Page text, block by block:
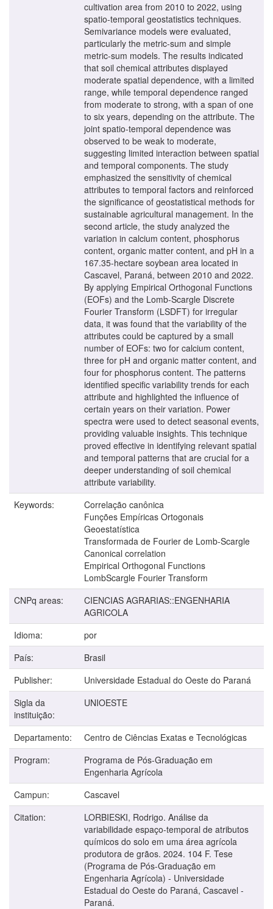
cultivation area from 2010 to 2022, using
spatio-temporal geostatistics techniques.
Semivariance models were evaluated,
particularly the metric-sum and simple
metric-sum models. The results indicated
that soil chemical attributes displayed
moderate spatial dependence, with a limited
range, while temporal dependence ranged
from moderate to strong, with a span of one
to six years, depending on the attribute. The
joint spatio-temporal dependence was
observed to be weak to moderate,
suggesting limited interaction between spatial
and temporal components. The study
emphasized the sensitivity of chemical
attributes to temporal factors and reinforced
the significance of geostatistical methods for
sustainable agricultural management. In the
second article, the study analyzed the
variation in calcium content, phosphorus
content, organic matter content, and pH in a
167.35-hectare soybean area located in
Cascavel, Paraná, between 2010 and 2022.
By applying Empirical Orthogonal Functions
(EOFs) and the Lomb-Scargle Discrete
Fourier Transform (LSDFT) for irregular
data, it was found that the variability of the
attributes could be captured by a small
number of EOFs: two for calcium content,
three for pH and organic matter content, and
four for phosphorus content. The patterns
identified specific variability trends for each
attribute and highlighted the influence of
certain years on their variation. Power
spectra were used to detect seasonal events,
providing valuable insights. This technique
proved effective in identifying relevant spatial
and temporal patterns that are crucial for a
deeper understanding of soil chemical
attribute variability.
Keywords:
Correlação canônica
Funções Empíricas Ortogonais
Geoestatística
Transformada de Fourier de Lomb-Scargle
Canonical correlation
Empirical Orthogonal Functions
LombScargle Fourier Transform
CNPq areas:
CIENCIAS AGRARIAS::ENGENHARIA
AGRICOLA
Idioma:
por
País:
Brasil
Publisher:
Universidade Estadual do Oeste do Paraná
Sigla da
instituição:
UNIOESTE
Departamento:
Centro de Ciências Exatas e Tecnológicas
Program:
Programa de Pós-Graduação em
Engenharia Agrícola
Campun:
Cascavel
Citation:
LORBIESKI, Rodrigo. Análise da
variabilidade espaço-temporal de atributos
químicos do solo em uma área agrícola
produtora de grãos. 2024. 104 F. Tese
(Programa de Pós-Graduação em
Engenharia Agrícola) - Universidade
Estadual do Oeste do Paraná, Cascavel -
Paraná.